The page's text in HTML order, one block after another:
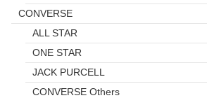
CONVERSE
ALL STAR
ONE STAR
JACK PURCELL
CONVERSE Others